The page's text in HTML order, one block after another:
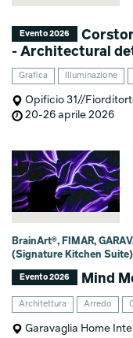
Evento 2026
- Architectural
Grafica Illuminazione
Opificio 31//
20-26 aprile 2026
BrainArt®, FIMAR,
(Signature Kitchen
Evento 2026 Mind
Architettura Arredo
Garavaglia Home